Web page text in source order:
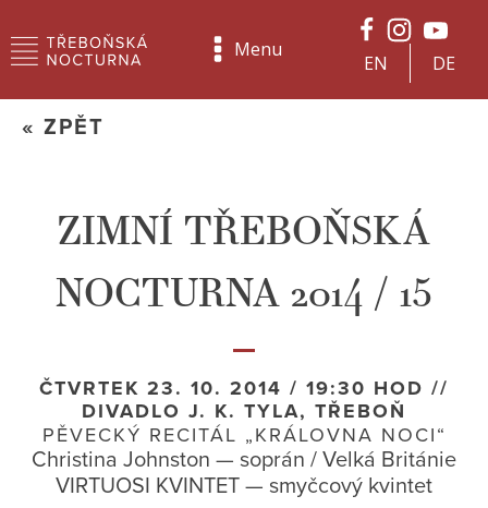
Menu
EN DE
« ZPĚT
ZIMNÍ TŘEBOŇSKÁ
NOCTURNA 2014 / 15
ČTVRTEK 23. 10. 2014 / 19:30 HOD //
DIVADLO J. K. TYLA, TŘEBOŇ
PĚVECKÝ RECITÁL „KRÁLOVNA NOCI“
Christina Johnston — soprán / Velká Británie
VIRTUOSI KVINTET — smyčcový kvintet